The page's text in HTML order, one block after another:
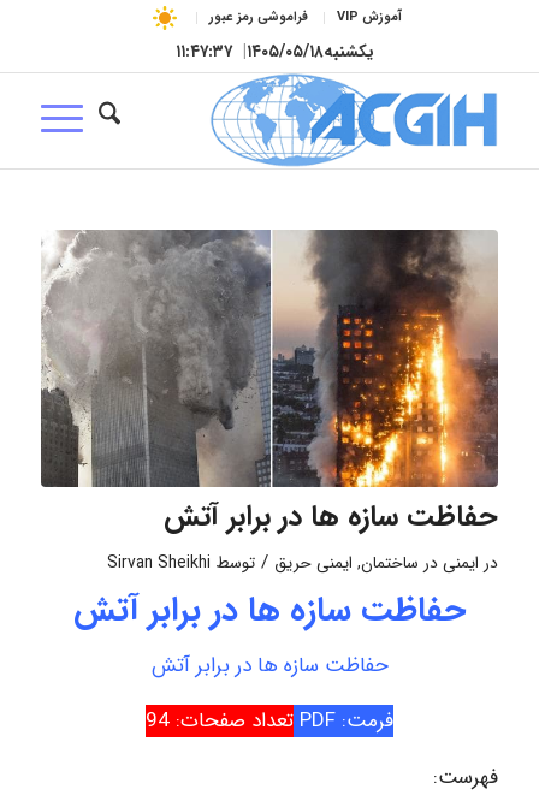
آموزش VIP فراموشی رمز عبور
یکشنبه۱۴۰۵/۰۵/۱۸| ۱۱:۴۷:۳۸
حفاظت سازه ها در برابر آتش
در ایمنی در ساختمان, ایمنی حریق / توسط Sirvan Sheikhi
حفاظت سازه ها در برابر آتش
حفاظت سازه ها در برابر آتش
فرمت: PDF
تعداد صفحات: 94
فهرست: